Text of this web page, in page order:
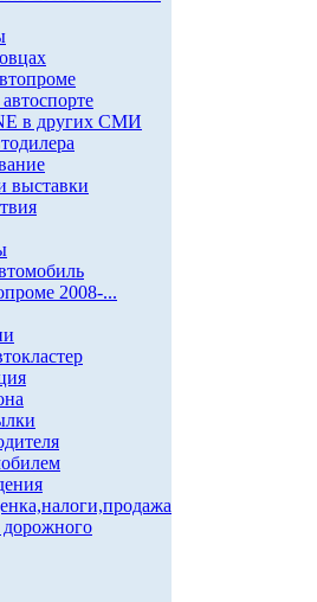
в других СМИ
выставки
2008-...
дорожного